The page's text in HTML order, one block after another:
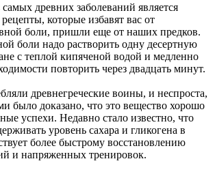
древних заболеваний является
которые избавят вас от
боли, пришли еще от наших предков.
боли надо растворить одну десертную
с теплой кипяченой водой и медленно
повторить через двадцать минут.
древнегреческие воины, и неспроста,
было доказано, что это вещество хорошо
успехи. Недавно стало известно, что
уровень сахара и гликогена в
более быстрому восстановлению
и напряженных тренировок.